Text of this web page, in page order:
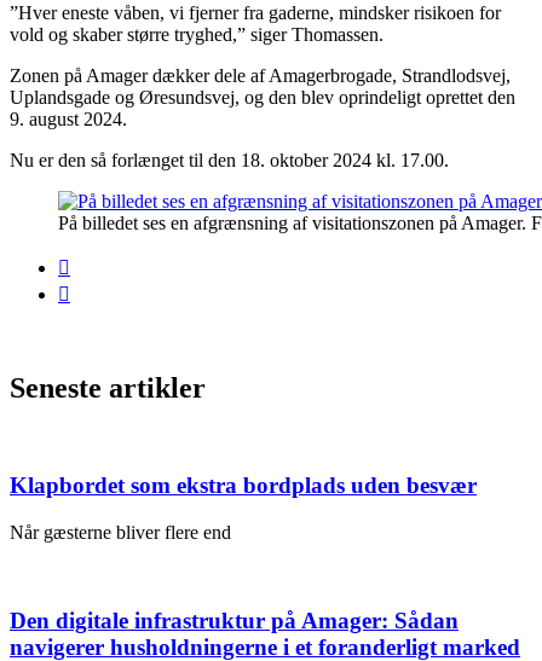
”Hver eneste våben, vi fjerner fra gaderne, mindsker risikoen for
vold og skaber større tryghed,” siger Thomassen.
Zonen på Amager dækker dele af Amagerbrogade, Strandlodsvej,
Uplandsgade og Øresundsvej, og den blev oprindeligt oprettet den
9. august 2024.
Nu er den så forlænget til den 18. oktober 2024 kl. 17.00.
På billedet ses en afgrænsning af visitationszonen på Amager.
Seneste artikler
Klapbordet som ekstra bordplads uden besvær
Når gæsterne bliver flere end
Den digitale infrastruktur på Amager: Sådan
navigerer husholdningerne i et foranderligt marked